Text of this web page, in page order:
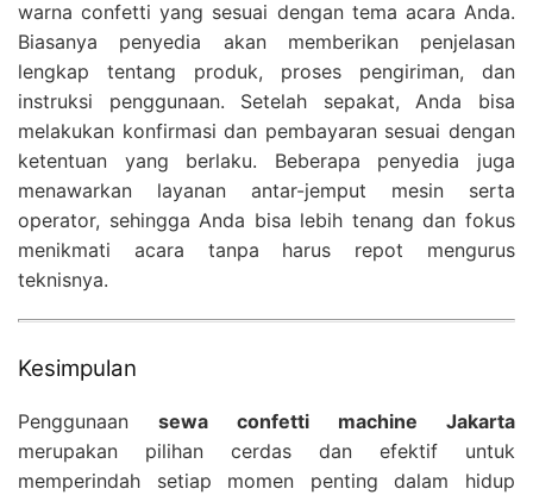
warna confetti yang sesuai dengan tema acara Anda.
Biasanya penyedia akan memberikan penjelasan
lengkap tentang produk, proses pengiriman, dan
instruksi penggunaan. Setelah sepakat, Anda bisa
melakukan konfirmasi dan pembayaran sesuai dengan
ketentuan yang berlaku. Beberapa penyedia juga
menawarkan layanan antar-jemput mesin serta
operator, sehingga Anda bisa lebih tenang dan fokus
menikmati acara tanpa harus repot mengurus
teknisnya.
Kesimpulan
Penggunaan sewa confetti machine Jakarta
merupakan pilihan cerdas dan efektif untuk
memperindah setiap momen penting dalam hidup